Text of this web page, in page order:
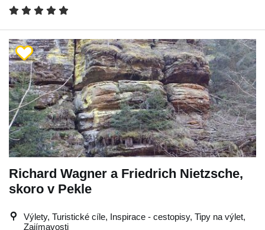
Richard Wagner a Friedrich Nietzsche,
skoro v Pekle
Výlety, Turistické cíle, Inspirace - cestopisy, Tipy na výlet,
Zajímavosti